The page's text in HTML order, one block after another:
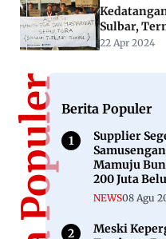
Sulbar,
Dana
22 Apr 2024
Berita Populer
Supplier
Mamuju
200 Juta
NEWS08 Agu
Meski